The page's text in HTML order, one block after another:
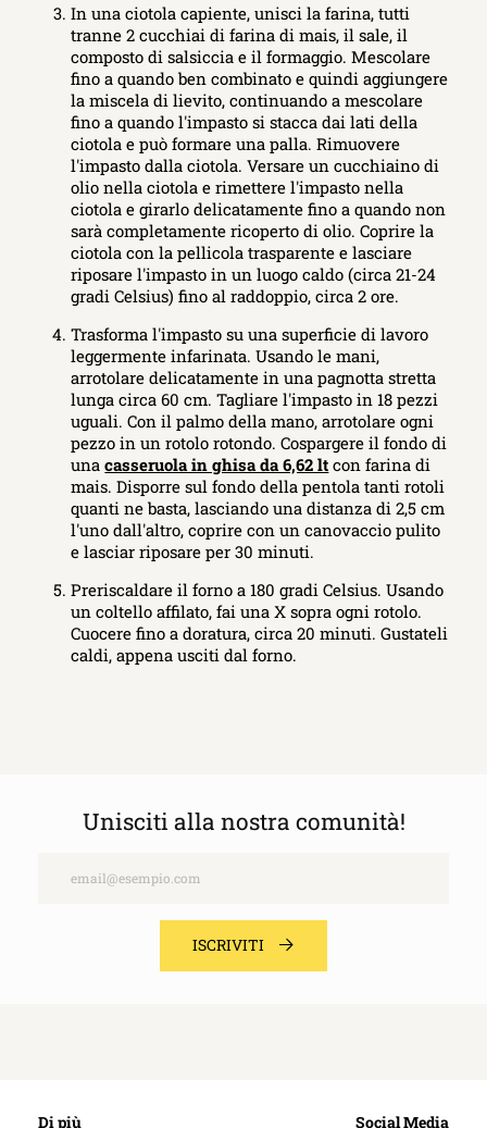
In una ciotola capiente, unisci la farina, tutti
tranne 2 cucchiai di farina di mais, il sale, il
composto di salsiccia e il formaggio. Mescolare
fino a quando ben combinato e quindi aggiungere
la miscela di lievito, continuando a mescolare
fino a quando l'impasto si stacca dai lati della
ciotola e può formare una palla. Rimuovere
l'impasto dalla ciotola. Versare un cucchiaino di
olio nella ciotola e rimettere l'impasto nella
ciotola e girarlo delicatamente fino a quando non
sarà completamente ricoperto di olio. Coprire la
ciotola con la pellicola trasparente e lasciare
riposare l'impasto in un luogo caldo (circa 21-24
gradi Celsius) fino al raddoppio, circa 2 ore.
Trasforma l'impasto su una superficie di lavoro
leggermente infarinata. Usando le mani,
arrotolare delicatamente in una pagnotta stretta
lunga circa 60 cm. Tagliare l'impasto in 18 pezzi
uguali. Con il palmo della mano, arrotolare ogni
pezzo in un rotolo rotondo. Cospargere il fondo di
unacasseruola in ghisa da 6,62 lt con farina di
mais. Disporre sul fondo della pentola tanti rotoli
quanti ne basta, lasciando una distanza di 2,5 cm
l'uno dall'altro, coprire con un canovaccio pulito
e lasciar riposare per 30 minuti.
Preriscaldare il forno a 180 gradi Celsius. Usando
un coltello affilato, fai una X sopra ogni rotolo.
Cuocere fino a doratura, circa 20 minuti. Gustateli
caldi, appena usciti dal forno.
Unisciti alla nostra comunità!
ISCRIVITI
Di più Social Media